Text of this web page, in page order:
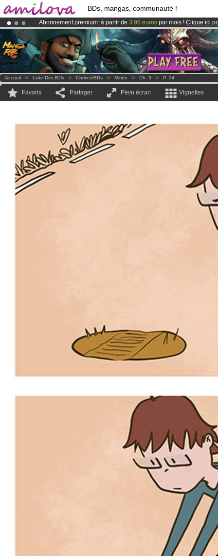
BDs, mangas, communauté !
Abonnement premium: à partir de 3.95 euros par mois ! Clique ici
Déjà 100000membreset 1000BDs & Mangas!
LeKickstarter Amilova est désormais lancé
Accueil > Liste Des BDs > Comics/BDs > Minito > Ch. 3 > P. 34
Favoris Partager Plein écran Vignettes